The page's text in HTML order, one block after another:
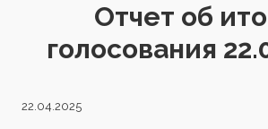
Отчет об
голосования
22.04.2025